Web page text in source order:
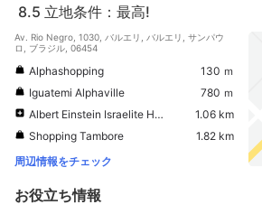
8.5 立地条件：最高!
Av. Rio Negro, 1030, バルエリ, バルエリ, サンパウ
ロ, ブラジル, 06454
Alphashopping
130 ｍ
Iguatemi Alphaville
780 ｍ
Albert Einstein Israelite Hospital
1.06 km
Shopping Tambore
1.82 km
周辺情報をチェック
お役立ち情報